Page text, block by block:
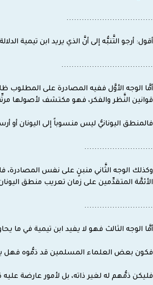
..................................
أقول: أرجو التَّنبُّه إلى أنَّ الذي يريد ابن تيمية
....................................
أمَّا الوجه الأوَّل ففيه المصادرة على المطلوب
قوانين النَّظر والفكر، فهو مكتشف لأصولها
فالمنطق اليونانيُّ ليس منسوباً إلى اليونان أو
...........................
وكذلك الوجه الثَّاني منبنٍ على نفس المصادرة،
الأئمَّة المتقدِّمين على زمان تعريب منطق
...........................
أمَّا الوجه الثالث فهو لا يفيد ابن تيمية في ما
فكون بعض العلماء المسلمين قد ذمُّوه فهل
فليكن ذمُّهم له لغير ذاته، بل لأمور عارضة